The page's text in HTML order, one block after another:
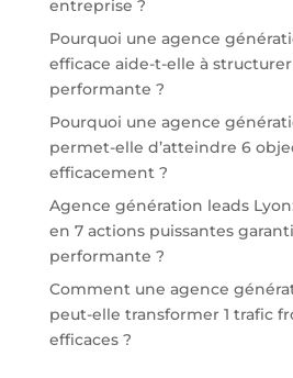
entreprise ?
Pourquoi une agence
efficace aide-t-elle à
performante ?
Pourquoi une agence
permet-elle d’atteindre 6
efficacement ?
Agence génération leads
en 7 actions puissantes
performante ?
Comment une agence
peut-elle transformer 1 trafic
efficaces ?